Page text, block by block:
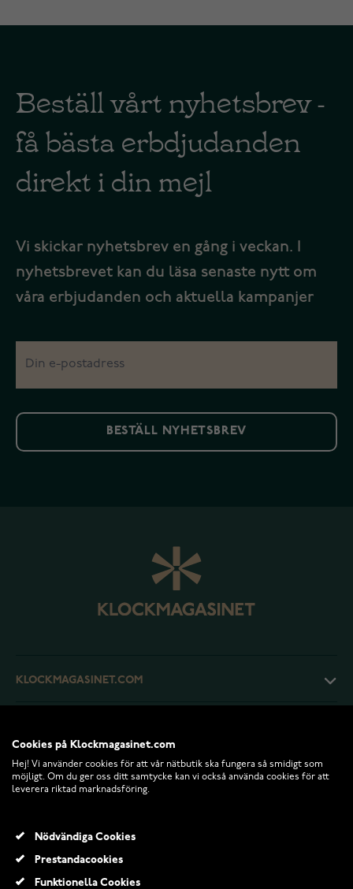
Beställ vårt nyhetsbrev -
få bästa erbdjudanden
direkt i din mejl
Vi skickar nyhetsbrev en gång i veckan. I
nyhetsbrevet kan du läsa senaste nytt om
våra erbjudanden och aktuella kampanjer
BESTÄLL NYHETSBREV
KLOCKMAGASINET.COM
RETURER OCH VILLKOR
Cookies på Klockmagasinet.com
Hej! Vi använder cookies för att vår nätbutik ska fungera så smidigt som
möjligt. Om du ger oss ditt samtycke kan vi också använda cookies för att
leverera riktad marknadsföring.
Nödvändiga Cookies
Prestandacookies
Funktionella Cookies